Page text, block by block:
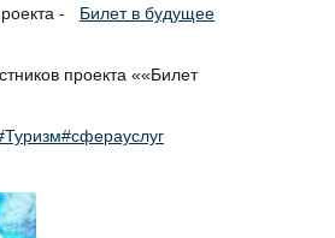
- Билет в будущее
проекта ««Билет
#сферауслуг